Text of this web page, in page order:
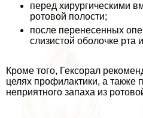
перед хирургическими
ротовой полости;
после перенесенных
слизистой оболочке рта
Кроме того, Гексорал
целях профилактики, а
неприятного запаха из